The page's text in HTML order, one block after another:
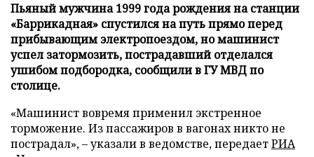
Пьяный мужчина 1999 года рождения на станции
«Баррикадная» спустился на путь прямо перед
прибывающим электропоездом, но машинист
успел затормозить, пострадавший отделался
ушибом подбородка, сообщили в ГУ МВД по
столице.
«Машинист вовремя применил экстренное
торможение. Из пассажиров в вагонах никто не
пострадал», – указали в ведомстве, передаетРИА